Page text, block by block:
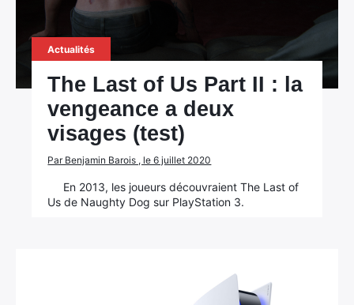
Actualités
The Last of Us Part II : la
vengeance a deux
visages (test)
Par Benjamin Barois , le 6 juillet 2020
En 2013, les joueurs découvraient The Last of
Us de Naughty Dog sur PlayStation 3.